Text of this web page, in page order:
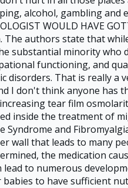
alcohol, gambling and
WOULD HAVE
The authors state that
substantial minority who
functioning, and
That is really a
I don't think anyone has
tear film
inside the treatment of
Syndrome and
wall that leads to many
the medication
to numerous
to have sufficient